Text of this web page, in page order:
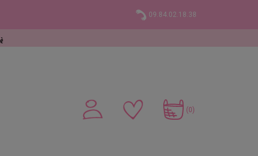
09.84.02.18.38
(0)